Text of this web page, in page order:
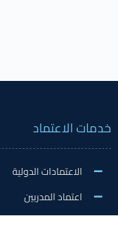
خدمات الاعتماد
الاعتمادات الدولية
اعتماد المدربين